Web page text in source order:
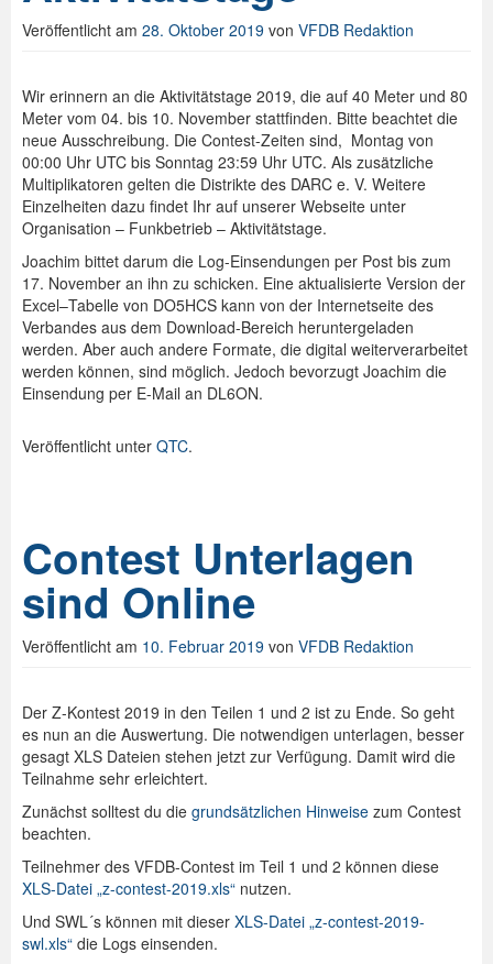
Spenden
Veröffentlicht am 28. Oktober 2019 von VFDB Redaktion
Wir erinnern an die Aktivitätstage 2019, die auf 40 Meter und 80
Meter vom 04. bis 10. November stattfinden. Bitte beachtet die
neue Ausschreibung. Die Contest-Zeiten sind, Montag von
00:00 Uhr UTC bis Sonntag 23:59 Uhr UTC. Als zusätzliche
Multiplikatoren gelten die Distrikte des DARC e. V. Weitere
Einzelheiten dazu findet Ihr auf unserer Webseite unter
Organisation – Funkbetrieb – Aktivitätstage.
Joachim bittet darum die Log-Einsendungen per Post bis zum
17. November an ihn zu schicken. Eine aktualisierte Version der
Excel–Tabelle von DO5HCS kann von der Internetseite des
Verbandes aus dem Download-Bereich heruntergeladen
werden. Aber auch andere Formate, die digital weiterverarbeitet
werden können, sind möglich. Jedoch bevorzugt Joachim die
Einsendung per E-Mail an DL6ON.
Veröffentlicht unter QTC.
Contest Unterlagen
sind Online
Veröffentlicht am 10. Februar 2019 von VFDB Redaktion
Der Z-Kontest 2019 in den Teilen 1 und 2 ist zu Ende. So geht
es nun an die Auswertung. Die notwendigen unterlagen, besser
gesagt XLS Dateien stehen jetzt zur Verfügung. Damit wird die
Teilnahme sehr erleichtert.
Zunächst solltest du die grundsätzlichen Hinweise zum Contest
beachten.
Teilnehmer des VFDB-Contest im Teil 1 und 2 können diese
XLS-Datei „z-contest-2019.xls“ nutzen.
Und SWL´s können mit dieser XLS-Datei „z-contest-2019-
swl.xls“ die Logs einsenden.